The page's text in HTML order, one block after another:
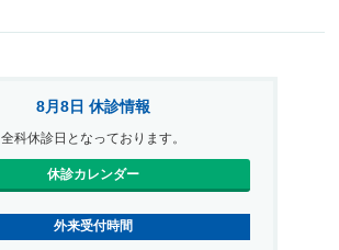
8月8日 休診情報
全科休診日となっております。
休診カレンダー
外来受付時間